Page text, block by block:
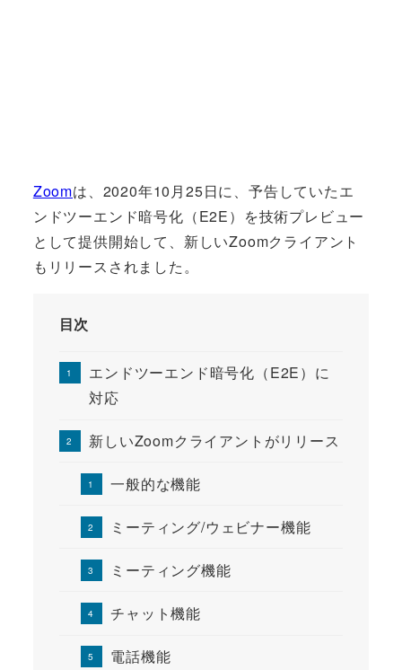
Zoomは、2020年10月25日に、予告していたエ
ンドツーエンド暗号化（E2E）を技術プレビュー
として提供開始して、新しいZoomクライアント
もリリースされました。
目次
エンドツーエンド暗号化（E2E）に
対応
新しいZoomクライアントがリリース
一般的な機能
ミーティング/ウェビナー機能
ミーティング機能
チャット機能
電話機能